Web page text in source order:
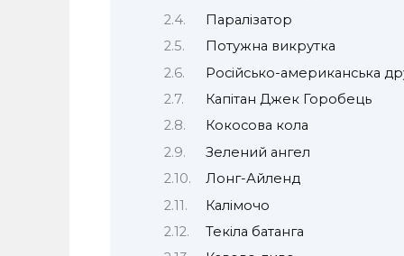
Паралізатор
Потужна викрутка
Російсько-американська
Капітан Джек Горобець
Кокосова кола
Зелений ангел
Лонг-Айленд
Калімочо
Текіла батанга